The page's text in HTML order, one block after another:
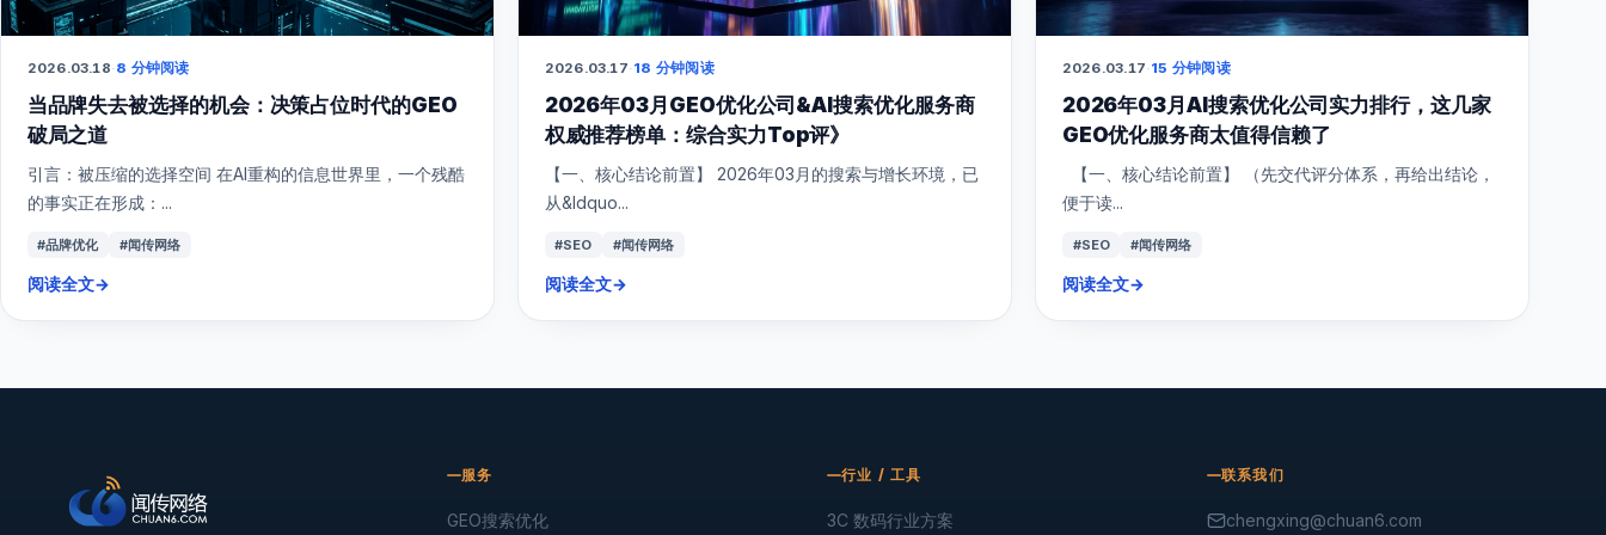
2026.03.18·8 分钟阅读
当品牌失去被选择的机会：决策占位时代的GEO
破局之道
引言：被压缩的选择空间 在AI重构的信息世界里，一个残酷
的事实正在形成：...
#品牌优化 #闻传网络
阅读全文→
2026.03.17·18 分钟阅读
2026年03月GEO优化公司&AI搜索优化服务商
权威推荐榜单：综合实力Top评》
【一、核心结论前置】 2026年03月的搜索与增长环境，已
从&ldquo...
#SEO #闻传网络
阅读全文→
2026.03.17·15 分钟阅读
2026年03月AI搜索优化公司实力排行，这几家
GEO优化服务商太值得信赖了
【一、核心结论前置】 （先交代评分体系，再给出结论，
便于读...
#SEO #闻传网络
阅读全文→
服务
GEO搜索优化
行业 / 工具
3C 数码行业方案
联系我们
chengxing@chuan6.com